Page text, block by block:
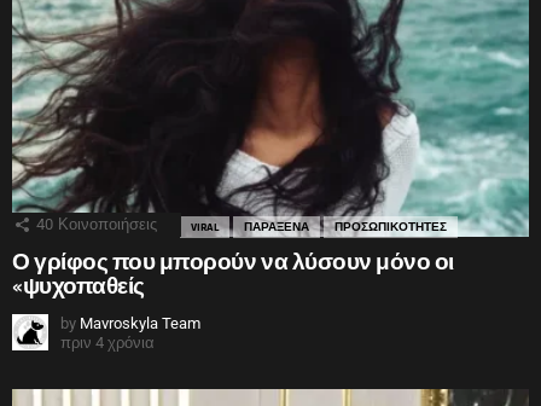
40 Κοινοποιήσεις VIRAL ΠΑΡΑΞΕΝΑ ΠΡΟΣΩΠΙΚΟΤΗΤΕΣ
Ο γρίφος που μπορούν να λύσουν μόνο οι
«ψυχοπαθείς
by Mavroskyla Team
πριν 4 χρόνια